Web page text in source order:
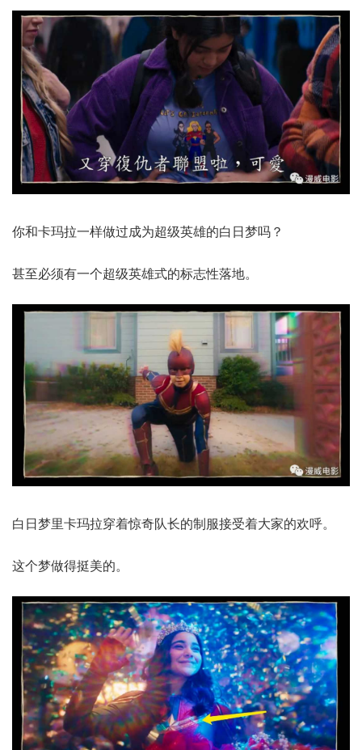
你和卡玛拉一样做过成为超级英雄的白日梦吗？
甚至必须有一个超级英雄式的标志性落地。
白日梦里卡玛拉穿着惊奇队长的制服接受着大家的欢呼。
这个梦做得挺美的。